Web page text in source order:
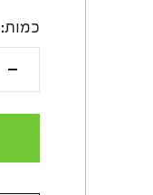
כמות: